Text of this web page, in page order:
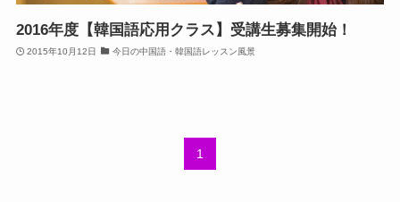
2016年度【韓国語応用クラス】受講生募集開始！
2015年10月12日 今日の中国語・韓国語レッスン風景
1